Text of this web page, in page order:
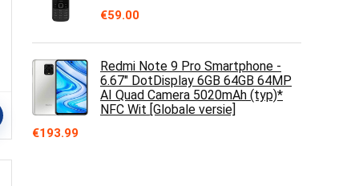
€59.00
Redmi Note 9 Pro Smartphone -
6.67" DotDisplay 6GB 64GB 64MP
AI Quad Camera 5020mAh (typ)*
NFC Wit [Globale versie]
€193.99